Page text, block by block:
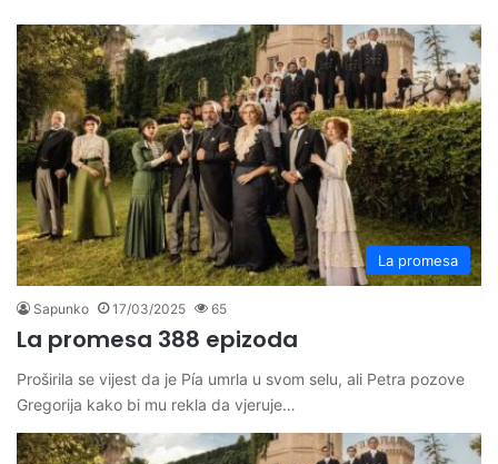
La promesa
Sapunko 17/03/2025 65
La promesa 388 epizoda
Proširila se vijest da je Pía umrla u svom selu, ali Petra pozove
Gregorija kako bi mu rekla da vjeruje…